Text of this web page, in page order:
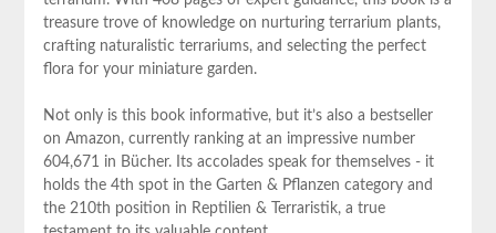
treasure trove of knowledge on nurturing terrarium plants,
crafting⁣ naturalistic terrariums, and selecting the perfect
flora for your miniature garden.
Not‍ only is this book informative, but​ it’s also a bestseller
on​ Amazon, currently ranking at an impressive‌ number
604,671 ​in Bücher. Its accolades speak for themselves ⁤- ⁣it
holds the 4th spot ‍in the Garten & ⁤Pflanzen category and
the 210th position in Reptilien & Terraristik, a true